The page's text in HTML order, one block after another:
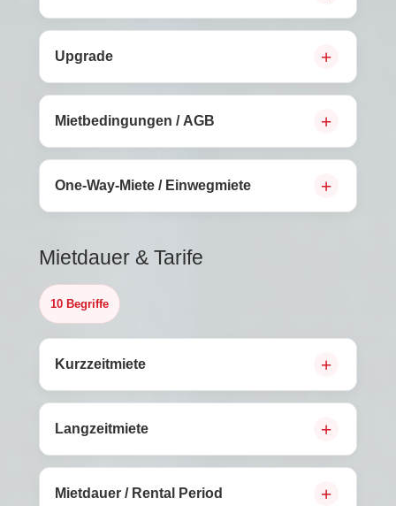
Upgrade
Mietbedingungen / AGB
One-Way-Miete / Einwegmiete
Mietdauer & Tarife
10 Begriffe
Kurzzeitmiete
Langzeitmiete
Mietdauer / Rental Period